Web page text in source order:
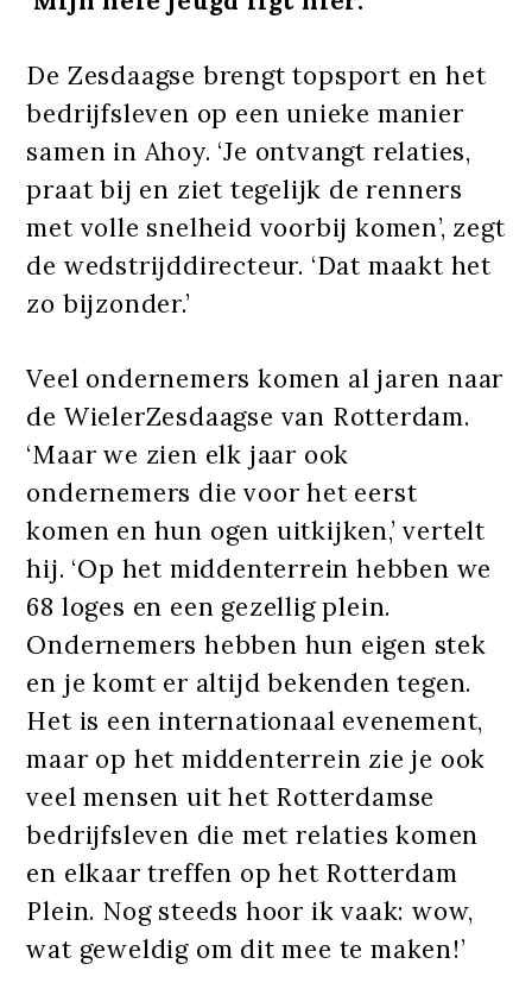
De Zesdaagse brengt topsport en het
bedrijfsleven op een unieke manier
samen in Ahoy. ‘Je ontvangt relaties,
praat bij en ziet tegelijk de renners
met volle snelheid voorbij komen’, zegt
de wedstrijddirecteur. ‘Dat maakt het
zo bijzonder.’
Veel ondernemers komen al jaren naar
de WielerZesdaagse van Rotterdam.
‘Maar we zien elk jaar ook
ondernemers die voor het eerst
komen en hun ogen uitkijken,’ vertelt
hij. ‘Op het middenterrein hebben we
68 loges en een gezellig plein.
Ondernemers hebben hun eigen stek
en je komt er altijd bekenden tegen.
Het is een internationaal evenement,
maar op het middenterrein zie je ook
veel mensen uit het Rotterdamse
bedrijfsleven die met relaties komen
en elkaar treffen op het Rotterdam
Plein. Nog steeds hoor ik vaak: wow,
wat geweldig om dit mee te maken!’